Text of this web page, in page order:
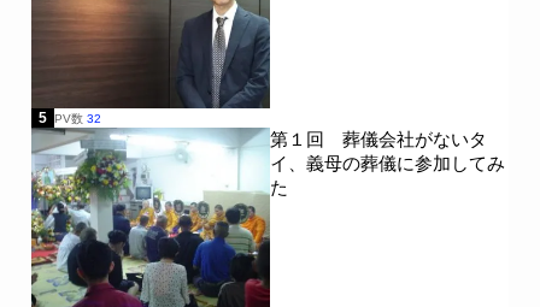
5 PV数 32
第１回 葬儀会社がないタ
イ、義母の葬儀に参加してみ
た